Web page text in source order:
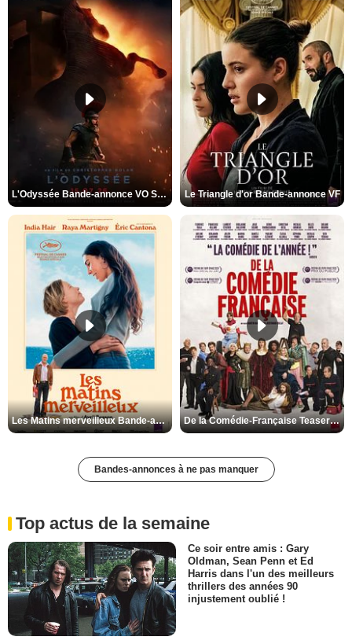
L'Odyssée Bande-annonce VO STFR Le Triangle d'or Bande-annonce VF
Les Matins merveilleux Bande-annonce VF De la Comédie-Française Teaser VF
Bandes-annonces à ne pas manquer
Top actus de la semaine
Ce soir entre amis : Gary
Oldman, Sean Penn et Ed
Harris dans l'un des meilleurs
thrillers des années 90
injustement oublié !